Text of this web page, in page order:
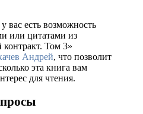
вас есть возможность
или цитатами из
Том 3»
Андрей, что позволит
эта книга вам
для чтения.